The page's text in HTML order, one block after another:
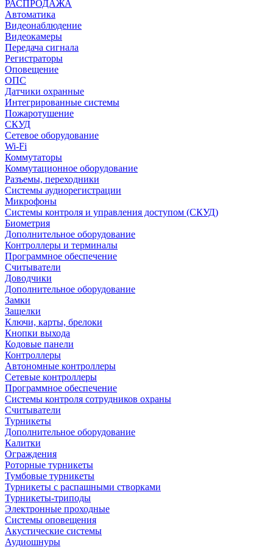
РАСПРОДАЖА
Автоматика
Видеонаблюдение
Видеокамеры
Передача сигнала
Регистраторы
Оповещение
ОПС
Датчики охранные
Интегрированные системы
Пожаротушение
СКУД
Сетевое оборудование
Wi-Fi
Коммутаторы
Коммутационное оборудование
Разъемы, переходники
Системы аудиорегистрации
Микрофоны
Системы контроля и управления доступом (СКУД)
Биометрия
Дополнительное оборудование
Контроллеры и терминалы
Программное обеспечение
Считыватели
Доводчики
Дополнительное оборудование
Замки
Защелки
Ключи, карты, брелоки
Кнопки выхода
Кодовые панели
Контроллеры
Автономные контроллеры
Сетевые контроллеры
Программное обеспечение
Системы контроля сотрудников охраны
Считыватели
Турникеты
Дополнительное оборудование
Калитки
Ограждения
Роторные турникеты
Тумбовые турникеты
Турникеты с распашными створками
Турникеты-триподы
Электронные проходные
Системы оповещения
Акустические системы
Аудиошнуры